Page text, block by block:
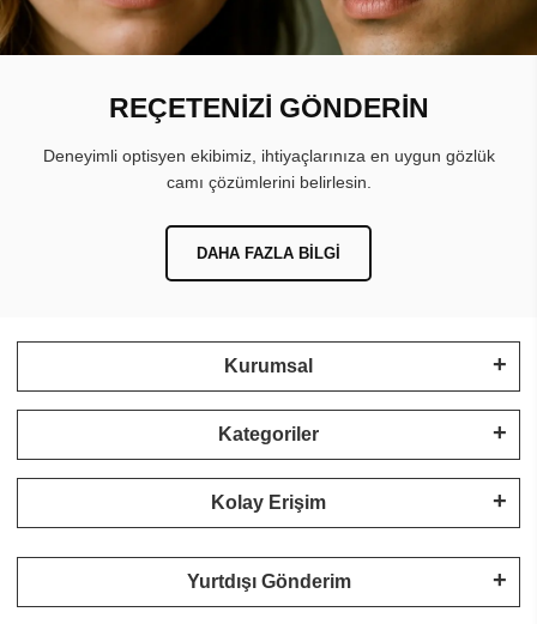
REÇETENİZİ GÖNDERİN
Deneyimli optisyen ekibimiz, ihtiyaçlarınıza en uygun gözlük
camı çözümlerini belirlesin.
DAHA FAZLA BILGI
Kurumsal
Kategoriler
Kolay Erişim
Yurtdışı Gönderim